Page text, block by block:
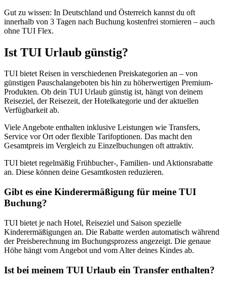
Gut zu wissen: In Deutschland und Österreich kannst du oft
innerhalb von 3 Tagen nach Buchung kostenfrei stornieren – auch
ohne TUI Flex.
Ist TUI Urlaub günstig?
TUI bietet Reisen in verschiedenen Preiskategorien an – von
günstigen Pauschalangeboten bis hin zu höherwertigen Premium-
Produkten. Ob dein TUI Urlaub günstig ist, hängt von deinem
Reiseziel, der Reisezeit, der Hotelkategorie und der aktuellen
Verfügbarkeit ab.
Viele Angebote enthalten inklusive Leistungen wie Transfers,
Service vor Ort oder flexible Tarifoptionen. Das macht den
Gesamtpreis im Vergleich zu Einzelbuchungen oft attraktiv.
TUI bietet regelmäßig Frühbucher-, Familien- und Aktionsrabatte
an. Diese können deine Gesamtkosten reduzieren.
Gibt es eine Kinderermäßigung für meine TUI
Buchung?
TUI bietet je nach Hotel, Reiseziel und Saison spezielle
Kinderermäßigungen an. Die Rabatte werden automatisch während
der Preisberechnung im Buchungsprozess angezeigt. Die genaue
Höhe hängt vom Angebot und vom Alter deines Kindes ab.
Ist bei meinem TUI Urlaub ein Transfer enthalten?